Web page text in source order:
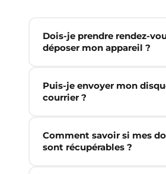
Dois-je prendre rendez-
déposer mon appareil ?
Puis-je envoyer mon
courrier ?
Comment savoir si mes
sont récupérables ?